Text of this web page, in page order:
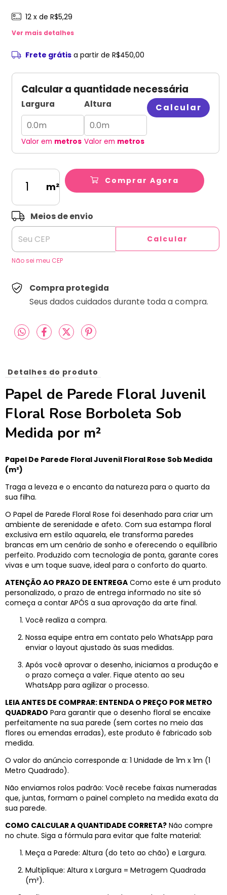
12 x de R$5,29
Ver mais detalhes
Frete grátis a partir de R$450,00
Calcular a quantidade necessária
Largura
Valor em metros
Altura
Valor em metros
Calcular
m²
Comprar Agora
Entregas para o CEP:
Meios de envio
Calcular
Não sei meu CEP
Compra protegida
Seus dados cuidados durante toda a compra.
Detalhes do produto
Papel de Parede Floral Juvenil
Floral Rose Borboleta Sob
Medida por m²
Papel De Parede Floral Juvenil Floral Rose Sob Medida
(m²)
Traga a leveza e o encanto da natureza para o quarto da
sua filha.
O Papel de Parede Floral Rose foi desenhado para criar um
ambiente de serenidade e afeto. Com sua estampa floral
exclusiva em estilo aquarela, ele transforma paredes
brancas em um cenário de sonho e oferecendo o equilíbrio
perfeito. Produzido com tecnologia de ponta, garante cores
vivas e um toque suave, ideal para o conforto do quarto.
ATENÇÃO AO PRAZO DE ENTREGA Como este é um produto
personalizado, o prazo de entrega informado no site só
começa a contar APÓS a sua aprovação da arte final.
Você realiza a compra.
Nossa equipe entra em contato pelo WhatsApp para
enviar o layout ajustado às suas medidas.
Após você aprovar o desenho, iniciamos a produção e
o prazo começa a valer. Fique atento ao seu
WhatsApp para agilizar o processo.
LEIA ANTES DE COMPRAR: ENTENDA O PREÇO POR METRO
QUADRADO Para garantir que o desenho floral se encaixe
perfeitamente na sua parede (sem cortes no meio das
flores ou emendas erradas), este produto é fabricado sob
medida.
O valor do anúncio corresponde a: 1 Unidade de 1m x 1m (1
Metro Quadrado).
Não enviamos rolos padrão: Você recebe faixas numeradas
que, juntas, formam o painel completo na medida exata da
sua parede.
COMO CALCULAR A QUANTIDADE CORRETA? Não compre
no chute. Siga a fórmula para evitar que falte material:
Meça a Parede: Altura (do teto ao chão) e Largura.
Multiplique: Altura x Largura = Metragem Quadrada
(m²).